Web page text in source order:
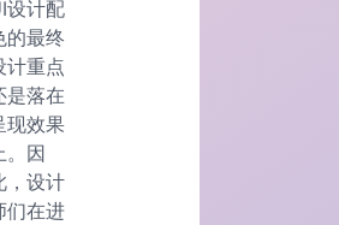
设计配
的最终
计重点
是落在
现效果
。因
，设计
们在进